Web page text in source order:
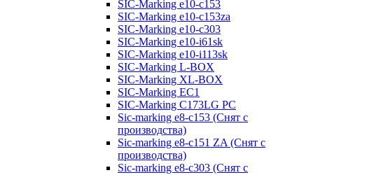
SIC-Marking e10-c153
SIC-Marking e10-c153za
SIC-Marking e10-c303
SIC-Marking e10-i61sk
SIC-Marking e10-i113sk
SIC-Marking L-BOX
SIC-Marking XL-BOX
SIC-Marking EC1
SIC-Marking C173LG PC
Sic-marking e8-c153 (Снят с
производства)
Sic-marking e8-c151 ZA (Снят с
производства)
Sic-marking e8-c303 (Снят с